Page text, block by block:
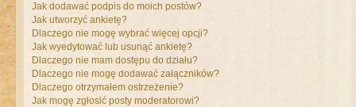
Jak dodawać podpis do moich postów?
Jak utworzyć ankietę?
Dlaczego nie mogę wybrać więcej opcji?
Jak wyedytować lub usunąć ankietę?
Dlaczego nie mam dostępu do działu?
Dlaczego nie mogę dodawać załączników?
Dlaczego otrzymałem ostrzeżenie?
Jak mogę zgłosić posty moderatorowi?